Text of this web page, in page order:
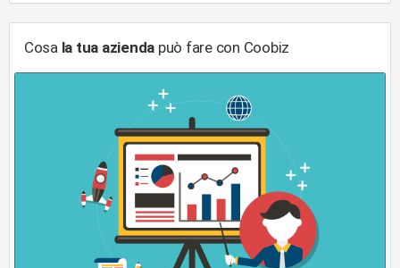
Cosa la tua azienda può fare con Coobiz